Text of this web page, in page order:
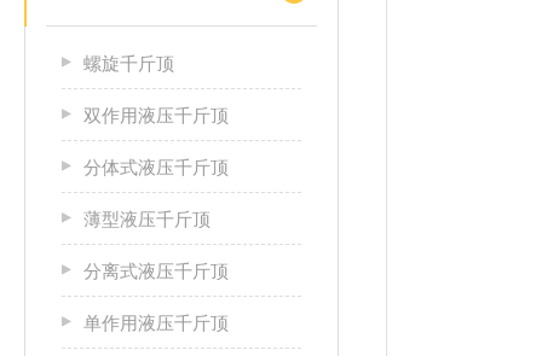
螺旋千斤顶
双作用液压千斤顶
分体式液压千斤顶
薄型液压千斤顶
分离式液压千斤顶
单作用液压千斤顶